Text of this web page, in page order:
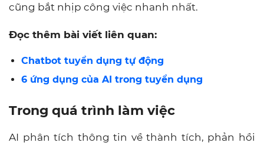
cũng bắt nhịp công việc nhanh nhất.
Đọc thêm bài viết liên quan:
Chatbot tuyển dụng tự động
6 ứng dụng của AI trong tuyển dụng
Trong quá trình làm việc
AI phân tích thông tin về thành tích, phản hồi